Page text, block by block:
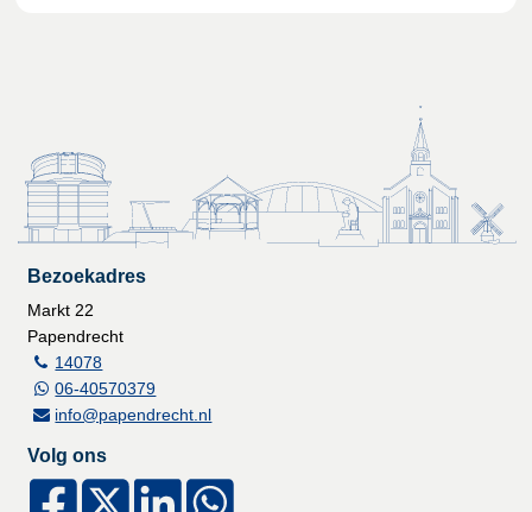
Bezoekadres
Markt 22
Papendrecht
14078
06-40570379
info@papendrecht.nl
Volg ons